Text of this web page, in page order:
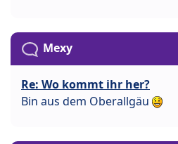
Mexy
Re: Wo kommt ihr her?
Bin aus dem Oberallgäu